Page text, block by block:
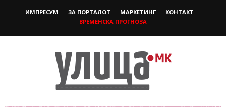
ИМПРЕСУМ ЗА ПОРТАЛОТ МАРКЕТИНГ
КОНТАКТ
ВРЕМЕНСКА ПРОГНОЗА